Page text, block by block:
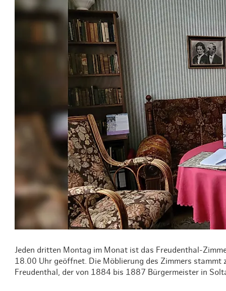
Hamburg das ganze Jahr
Hamburg für...
Infos & Mobilität
Hamburg
Rundfahrten
Radfahren
Routen &
Historisches
Grüne
Erlebnis,
Jeden dritten Montag im Monat ist das Freudenthal-
18.00 Uhr geöffnet. Die Möblierung des Zimmers stammt
Freudenthal, der von 1884 bis 1887 Bürgermeister in